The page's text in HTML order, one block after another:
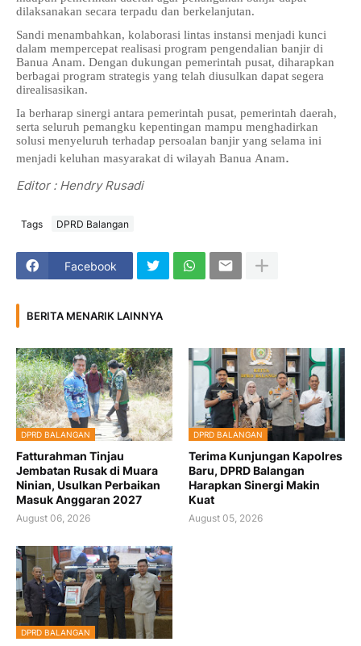
dilaksanakan secara terpadu dan berkelanjutan.
Sandi menambahkan, kolaborasi lintas instansi menjadi kunci
dalam mempercepat realisasi program pengendalian banjir di
Banua Anam. Dengan dukungan pemerintah pusat, diharapkan
berbagai program strategis yang telah diusulkan dapat segera
direalisasikan.
Ia berharap sinergi antara pemerintah pusat, pemerintah daerah,
serta seluruh pemangku kepentingan mampu menghadirkan
solusi menyeluruh terhadap persoalan banjir yang selama ini
menjadi keluhan masyarakat di wilayah Banua Anam.
Editor : Hendry Rusadi
Tags DPRD Balangan
Facebook
BERITA MENARIK LAINNYA
DPRD BALANGAN
Fatturahman Tinjau
Jembatan Rusak di Muara
Ninian, Usulkan Perbaikan
Masuk Anggaran 2027
August 06, 2026
DPRD BALANGAN
Terima Kunjungan Kapolres
Baru, DPRD Balangan
Harapkan Sinergi Makin
Kuat
August 05, 2026
DPRD BALANGAN